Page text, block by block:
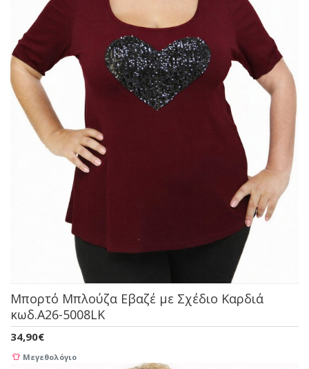
Μπορτό Μπλούζα Εβαζέ με Σχέδιο Καρδιά
κωδ.A26-5008LK
34,90€
Μεγεθολόγιο